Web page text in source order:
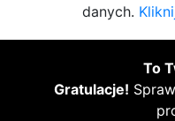
danych.
To
Gratulacje!